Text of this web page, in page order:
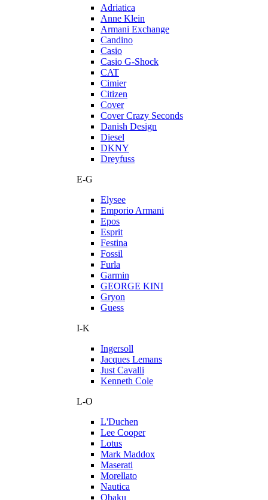
Adriatica
Anne Klein
Armani Exchange
Candino
Casio
Casio G-Shock
CAT
Cimier
Citizen
Cover
Cover Crazy Seconds
Danish Design
Diesel
DKNY
Dreyfuss
E-G
Elysee
Emporio Armani
Epos
Esprit
Festina
Fossil
Furla
Garmin
GEORGE KINI
Gryon
Guess
I-K
Ingersoll
Jacques Lemans
Just Cavalli
Kenneth Cole
L-O
L'Duchen
Lee Cooper
Lotus
Mark Maddox
Maserati
Morellato
Nautica
Obaku